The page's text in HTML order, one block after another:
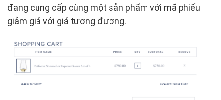
đang cung cấp cùng một sản phẩm với mã phiếu
giảm giá với giá tương đương.